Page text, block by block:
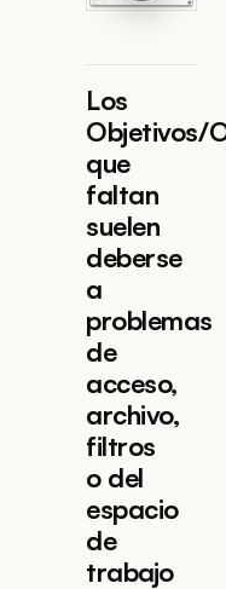
Los
Objetivos/
que
faltan
suelen
deberse
a
problemas
de
acceso,
archivo,
filtros
o del
espacio
de
trabajo